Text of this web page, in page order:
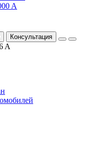
A
Консультация
A